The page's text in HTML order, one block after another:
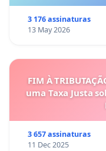
3 176 assinaturas
13 May 2026
FIM À
uma Taxa Justa
3 657 assinaturas
11 Dec 2025